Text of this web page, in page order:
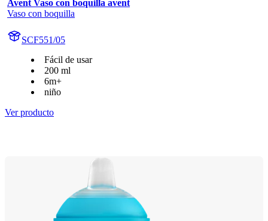
Avent Vaso con boquilla avent
Vaso con boquilla
SCF551/05
Fácil de usar
200 ml
6m+
niño
Ver producto